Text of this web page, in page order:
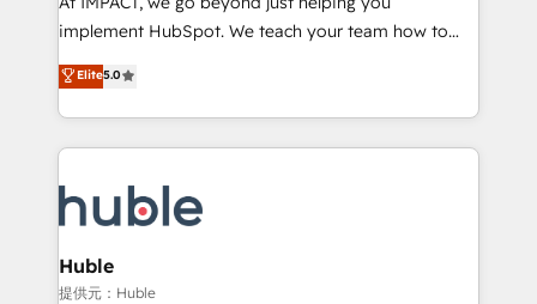
Netsuite 🤖 Google or Microsoft ✍️ DocuSign or
the rare Advanced "Custom Integrations"
Accreditation, securely sync data across... 🔄 any
new HubSpot portal with Advanced Website and
CRM Migrations using our in-house "HubScrub" Tool.
implement HubSpot. We teach your team how to
master it. As the creators of the Endless Customers
System™ (the next evolution of They Ask, You
Answer), we’re the only HubSpot partner built
entirely around coaching and training. That means
skills, processes, and internal team you need to
attract the right buyers, close deals faster, and grow
without outside dependencies. You’ll learn how to: •
Set up, audit, and organize your HubSpot portal •
Elite5.0
Huble
提供元：Huble